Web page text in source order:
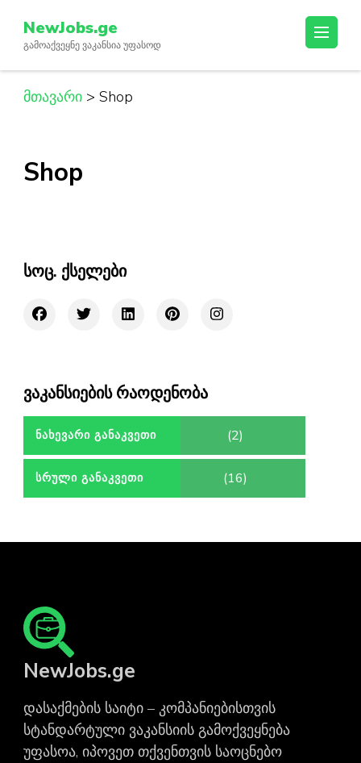
content
(Press
Enter)
NewJobs.ge
გამოაქვეყნე ვაკანსია უფასოდ
მთავარი > Shop
Shop
სოც. ქსელები
ვაკანსიების რაოდენობა
ᲜᲐᲮᲔᲕᲐᲠᲘ ᲒᲐᲜᲐᲙᲕᲔᲗᲘ (2)
ᲡᲠᲣᲚᲘ ᲒᲐᲜᲐᲙᲕᲔᲗᲘ (16)
NewJobs.ge
დასაქმების საიტი – კომპანიებისთვის
სტანდარტული ვაკანსიის გამოქვეყნება
უფასოა, იპოვეთ თქვენთვის საოცნებო